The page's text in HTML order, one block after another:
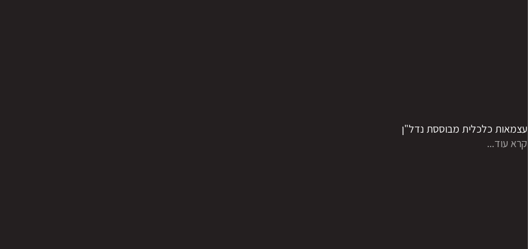
עצמאות כלכלית מבוססת נדל"ן
קרא עוד...